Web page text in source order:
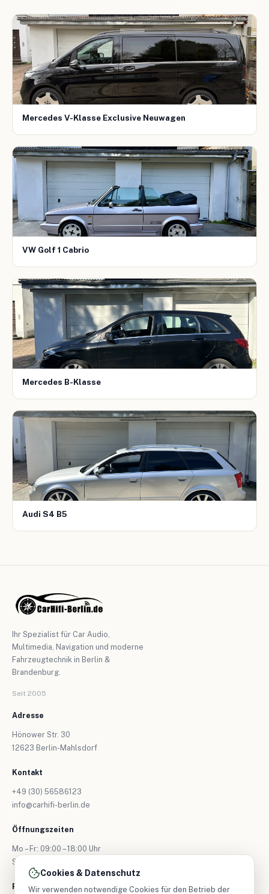
Mercedes V-Klasse Exclusive Neuwagen
VW Golf 1 Cabrio
Mercedes B-Klasse
Audi S4 B5
Ihr Spezialist für Car Audio,
Multimedia, Navigation und moderne
Fahrzeugtechnik in Berlin &
Brandenburg.
Seit 2005
Adresse
Hönower Str. 30
12623 Berlin-Mahlsdorf
Kontakt
+49 (30) 56586123
info@carhifi-berlin.de
Öffnungszeiten
Mo – Fr: 09:00 – 18:00 Uhr
Sa: nur nach Vereinbarung
Folgen Sie uns
Cookies & Datenschutz
Wir verwenden notwendige Cookies für den Betrieb der